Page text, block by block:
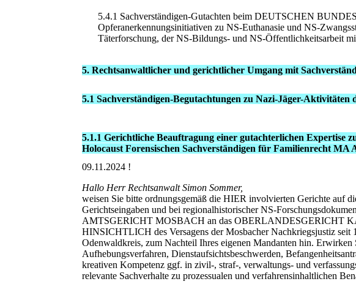
5.4.1 Sachverständigen-Gutachten beim DEUTSCHEN
Opferanerkennungsinitiativen zu NS-Euthanasie und NS-
Täterforschung, der NS-Bildungs- und NS-Öffentlichkeitsarbeit
5. Rechtsanwaltlicher und gerichtlicher Umgang mit
5.1 Sachverständigen-Begutachtungen zu Nazi-Jäger-
5.1.1 Gerichtliche Beauftragung einer gutachterlichen Expertise
Holocaust Forensischen Sachverständigen für Familienrecht MA
09.11.2024 !
Hallo Herr Rechtsanwalt Simon Sommer,
weisen Sie bitte ordnungsgemäß die HIER involvierten Gerichte auf
Gerichtseingaben und bei regionalhistorischer NS-
AMTSGERICHT MOSBACH an das OBERLANDESGERICHT
HINSICHTLICH des Versagens der Mosbacher Nachkriegsjustiz
Odenwaldkreis, zum Nachteil Ihres eigenen Mandanten hin.
Aufhebungsverfahren, Dienstaufsichtsbeschwerden,
kreativen Kompetenz ggf. in zivil-, straf-, verwaltungs- und
relevante Sachverhalte zu prozessualen und verfahrensinhaltlichen